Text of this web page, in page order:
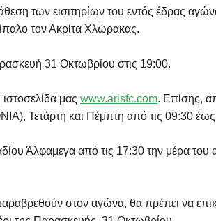
των εισιτηρίων του εντός έδρας
τον Ακρίτα Χλώρακας.
31 Οκτωβρίου στις 19:00.
ιστοσελίδα μας www.arisfc.com. Επίσης,
Τετάρτη και Πέμπτη από τις 09:30
Άλφαμεγα από τις 17:30 την μέρα
στον αγώνα, θα πρέπει να